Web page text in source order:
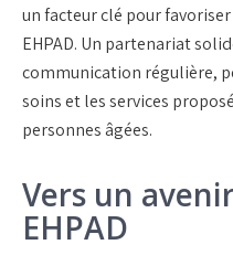
un facteur clé pour
EHPAD. Un partenariat
communication régulière,
soins et les services
personnes âgées.
Vers un
EHPAD